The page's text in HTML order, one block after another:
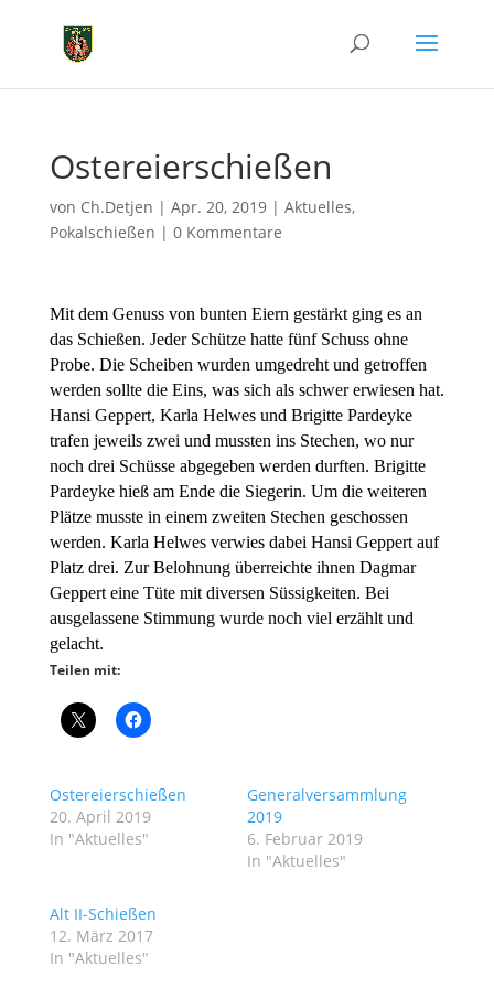
Ostereierschießen
von Ch.Detjen | Apr. 20, 2019| Aktuelles,
Pokalschießen | 0 Kommentare
Mit dem Genuss von bunten Eiern gestärkt ging es an
das Schießen. Jeder Schütze hatte fünf Schuss ohne
Probe. Die Scheiben wurden umgedreht und getroffen
werden sollte die Eins, was sich als schwer erwiesen hat.
Hansi Geppert, Karla Helwes und Brigitte Pardeyke
trafen jeweils zwei und mussten ins Stechen, wo nur
noch drei Schüsse abgegeben werden durften. Brigitte
Pardeyke hieß am Ende die Siegerin. Um die weiteren
Plätze musste in einem zweiten Stechen geschossen
werden. Karla Helwes verwies dabei Hansi Geppert auf
Platz drei. Zur Belohnung überreichte ihnen Dagmar
Geppert eine Tüte mit diversen Süssigkeiten. Bei
ausgelassene Stimmung wurde noch viel erzählt und
gelacht.
Teilen mit:
Ostereierschießen
20. April 2019
In "Aktuelles"
Generalversammlung
2019
6. Februar 2019
In "Aktuelles"
Alt II-Schießen
12. März 2017
In "Aktuelles"